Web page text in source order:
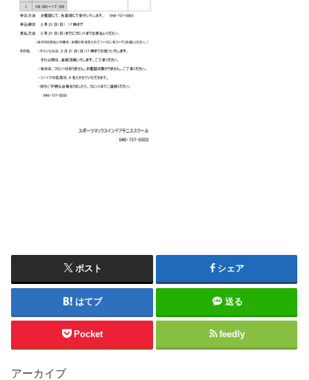
ポスト シェア
はてブ 送る
Pocket feedly
アーカイブ